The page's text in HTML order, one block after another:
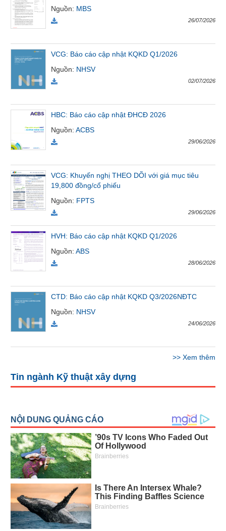
Nguồn: MBS
26/07/2026
VCG: Báo cáo cập nhật KQKD Q1/2026
Nguồn: NHSV
02/07/2026
HBC: Báo cáo cập nhật ĐHCĐ 2026
Nguồn:ACBS
29/06/2026
VCG: Khuyến nghị THEO DÕI với giá mục tiêu
19,800 đồng/cổ phiếu
Nguồn: FPTS
29/06/2026
HVH: Báo cáo cập nhật KQKD Q1/2026
Nguồn:ABS
28/06/2026
CTD: Báo cáo cập nhật KQKD Q3/2026NĐTC
Nguồn: NHSV
24/06/2026
>> Xem thêm
Tin ngành Kỹ thuật xây dựng
ĐỘNG
SẢN
chứng
khoán
Tất cả
Lãnh
đạo
Tin
tức
(-)
Bài
viết
của
tác
giả
cáo
phân
Thuật
Dịch
vụ
(-)
Đào
tạo